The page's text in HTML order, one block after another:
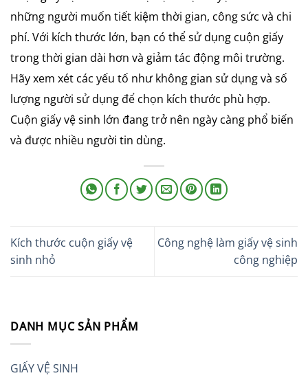
những người muốn tiết kiệm thời gian, công sức và chi
phí. Với kích thước lớn, bạn có thể sử dụng cuộn giấy
trong thời gian dài hơn và giảm tác động môi trường.
Hãy xem xét các yếu tố như không gian sử dụng và số
lượng người sử dụng để chọn kích thước phù hợp.
Cuộn giấy vệ sinh lớn đang trở nên ngày càng phổ biến
và được nhiều người tin dùng.
Kích thước cuộn giấy vệ
sinh nhỏ
Công nghệ làm giấy vệ sinh
công nghiệp
DANH MỤC SẢN PHẨM
GIẤY VỆ SINH